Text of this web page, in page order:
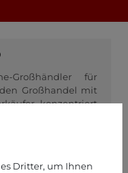
Dritter, um Ihnen
Großhändler für
Großhandel mit
konzentriert
dem Laufenden